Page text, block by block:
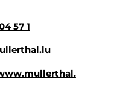
57 1